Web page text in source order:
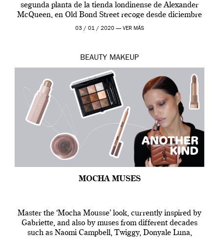
segunda planta de la tienda londinense de Alexander
McQueen, en Old Bond Street recoge desde diciembre
de 2019 hasta final de abril […]
03 / 01 / 2020 — VER MÁS
BEAUTY MAKEUP
MOCHA MUSES
Master the ‘Mocha Mousse’ look, currently inspired by
Gabriette, and also by muses from different decades
such as Naomi Campbell, Twiggy, Donyale Luna,